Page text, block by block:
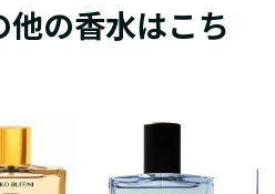
の香水はこち